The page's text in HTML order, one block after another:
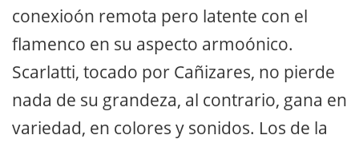
conexioón remota pero latente con el
flamenco en su aspecto armoónico.
Scarlatti, tocado por Cañizares, no pierde
nada de su grandeza, al contrario, gana en
variedad, en colores y sonidos. Los de la